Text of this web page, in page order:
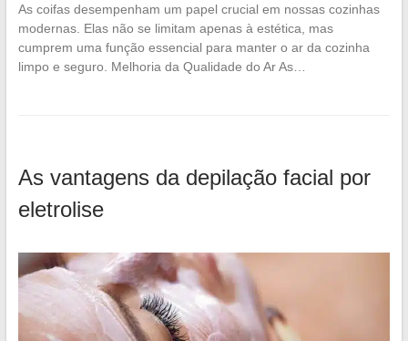
As coifas desempenham um papel crucial em nossas cozinhas
modernas. Elas não se limitam apenas à estética, mas
cumprem uma função essencial para manter o ar da cozinha
limpo e seguro. Melhoria da Qualidade do Ar As…
As vantagens da depilação facial por
eletrolise